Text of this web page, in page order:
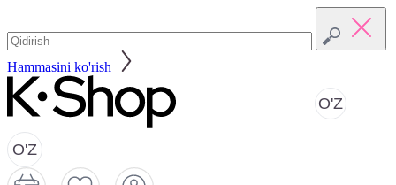
Hammasini ko'rish
O'Z
O'Z